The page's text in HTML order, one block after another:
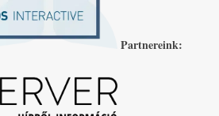
Partnereink: